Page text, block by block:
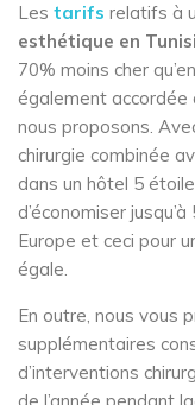
Les tarifs relatifs à
esthétique en
70% moins cher
également accordée
nous proposons.
chirurgie combinée
dans un hôtel 5
d’économiser
Europe et ceci pour
égale.
En outre, nous vous proposons plusieurs réductions supplémentaires considérables en fonction du nombre d’interventions chirurgicales et médicales à subir, la période de l’année pendant laquelle vous voulez être opéré, etc.[/vc_column_text][vc_raw_html]JTIzdGFibGVhdVByaXhIb21lJTIz[/vc_raw_html][vc_empty_space][/vc_column][/vc_row][vc_row full_width= »stretch_row » gap= »3″ css= ».vc_custom_1567502321875{padding-top: 30px !important;padding-bottom: 30px !important;background-color: #2bbfd9 !important;} »][vc_column][fr_call_to_action title= »Obtenez votre devis gratuit et personnalisé » button_text= »DEVIS GRATUIT » button_link= »url:https%3A%2F%2Fwww.cosmeticatravel.fr%2Fformulaire-preconsultation%2F||| » description= »ET BÉNÉFICIEZ D’UNE MULTITUDE DE PROMOTIONS ET RÉDUCTIONS »][/vc_column][/vc_row][vc_row full_width= »stretch_row » css= ».vc_custom_1567160824733{padding-top: 30px !important;padding-bottom: 30px !important;background-color: #f7f7f7 !important;} »][vc_column][vc_raw_html]JTNDcCUyMGlkJTNEJTIyaW50ZXJ2ZW50aW9ucyUyMiUzRSUzQyUyRnAlM0U=[/vc_raw_html][vc_empty_space][fr_heading_layout cms_template= »fr_heading_layout–layout1.php » subtitle= »Votre chirurgie esthétique ou médicale en tunisie »][vc_custom_heading text= »Nos interventions » font_container= »tag:h2|text_align:center » use_theme_fonts= »yes » css= ».vc_custom_1572358147740{padding-top: 20px !important;} »][vc_empty_space height= »30px